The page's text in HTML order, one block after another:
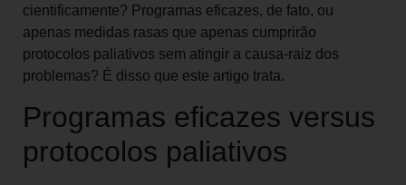
cientificamente? Programas eficazes, de fato, ou
apenas medidas rasas que apenas cumprirão
protocolos paliativos sem atingir a causa-raiz dos
problemas? É disso que este artigo trata.
Programas eficazes versus
protocolos paliativos